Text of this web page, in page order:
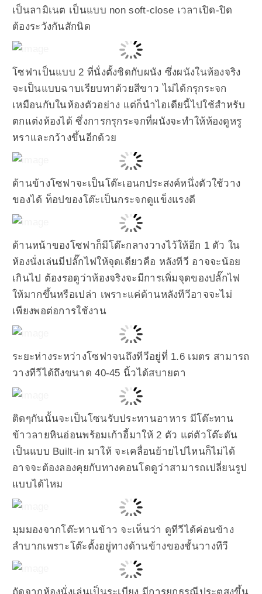
เป็นลามิเนต เป็นแบบ non soft-close เวลาเปิด-ปิด
ต้องระวังกันสักนิด
โซฟาเป็นแบบ 2 ที่นั่งตั้งชิดกับผนัง ซึ่งผนังในห้องจริง
จะเป็นแบบฉาบเรียบทาด้วยสีขาว ไม่ได้กรุกระจก
เหมือนกับในห้องตัวอย่าง แต่ก็นำไอเดียนี้ไปใช้สำหรับ
ตกแต่งห้องได้ ซึ่งการกรุกระจกที่ผนังจะทำให้ห้องดูหรู
หราและกว้างขึ้นอีกด้วย
ด้านข้างโซฟาจะเป็นโต๊ะเอนกประสงค์หนึ่งตัวใช้วาง
ของได้ ท็อปของโต๊ะเป็นกระจกดูแข็งแรงดี
ด้านหน้าของโซฟาก็มีโต๊ะกลางวางไว้ให้อีก 1 ตัว ใน
ห้องนั่งเล่นมีปลั๊กไฟให้จุดเดียวคือ หลังทีวี อาจจะน้อย
เกินไป ต้องรอดูว่าห้องจริงจะมีการเพิ่มจุดของปลั๊กไฟ
ให้มากขึ้นหรือเปล่า เพราะแค่ด้านหลังทีวีอาจจะไม่
เพียงพอต่อการใช้งาน
ระยะห่างระหว่างโซฟาจนถึงทีวีอยู่ที่ 1.6 เมตร สามารถ
วางทีวีได้ถึงขนาด 40-45 นิ้วได้สบายตา
ติดๆกันนั้นจะเป็นโซนรับประทานอาหาร มีโต๊ะทาน
ข้าวลายหินอ่อนพร้อมเก้าอี้มาให้ 2 ตัว แต่ตัวโต๊ะดัน
เป็นแบบ Built-in มาให้ จะเคลื่อนย้ายไปไหนก็ไม่ได้
อาจจะต้องลองคุยกับทางคอนโดดูว่าสามารถเปลี่ยนรูป
แบบได้ไหม
มุมมองจากโต๊ะทานข้าว จะเห็นว่า ดูทีวีได้ค่อนข้าง
ลำบากเพราะโต๊ะตั้งอยู่ทางด้านข้างของชั้นวางทีวี